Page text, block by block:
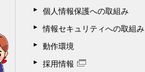
個人情報保護への取組み
情報セキュリティへの取組み
動作環境
採用情報